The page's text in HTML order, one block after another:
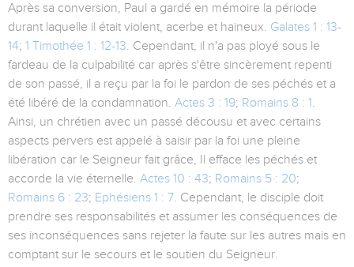
Après sa conversion, Paul a gardé en mémoire la période
durant laquelle il était violent, acerbe et haineux. Galates 1 : 13-
14; 1 Timothée 1 : 12-13. Cependant, il n'a pas ployé sous le
fardeau de la culpabilité car après s'être sincèrement repenti
de son passé, il a reçu par la foi le pardon de ses péchés et a
été libéré de la condamnation. Actes 3 : 19; Romains 8 : 1.
Ainsi, un chrétien avec un passé décousu et avec certains
aspects pervers est appelé à saisir par la foi une pleine
libération car le Seigneur fait grâce, Il efface les péchés et
accorde la vie éternelle. Actes 10 : 43; Romains 5 : 20;
Romains 6 : 23; Ephésiens 1 : 7. Cependant, le disciple doit
prendre ses responsabilités et assumer les conséquences de
ses inconséquences sans rejeter la faute sur les autres mais en
comptant sur le secours et le soutien du Seigneur.